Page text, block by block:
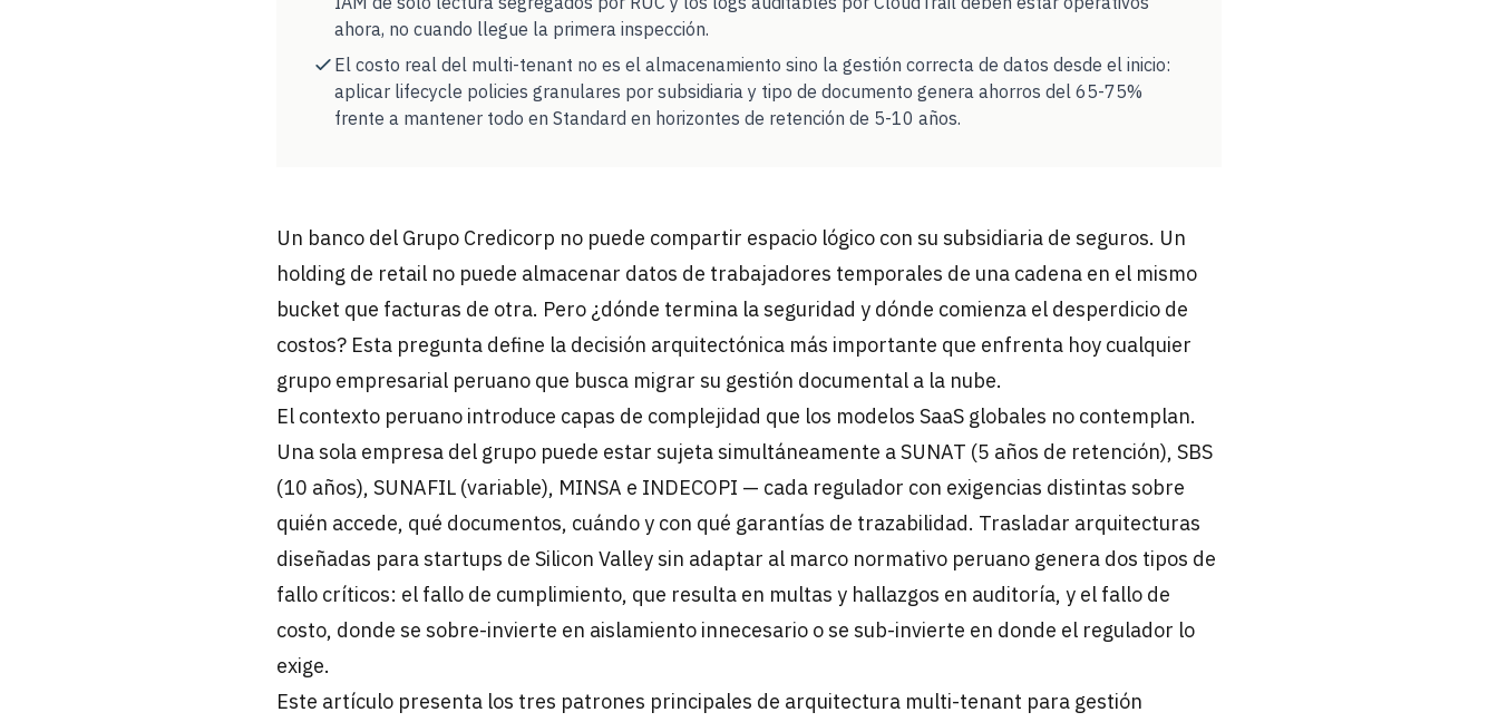
ahora, no cuando llegue la primera inspección.
El costo real del multi-tenant no es el almacenamiento sino la gestión correcta de datos desde el inicio:
aplicar lifecycle policies granulares por subsidiaria y tipo de documento genera ahorros del 65-75%
frente a mantener todo en Standard en horizontes de retención de 5-10 años.
Un banco del Grupo Credicorp no puede compartir espacio lógico con su subsidiaria de seguros. Un
holding de retail no puede almacenar datos de trabajadores temporales de una cadena en el mismo
bucket que facturas de otra. Pero ¿dónde termina la seguridad y dónde comienza el desperdicio de
costos? Esta pregunta define la decisión arquitectónica más importante que enfrenta hoy cualquier
grupo empresarial peruano que busca migrar su gestión documental a la nube.
El contexto peruano introduce capas de complejidad que los modelos SaaS globales no contemplan.
Una sola empresa del grupo puede estar sujeta simultáneamente a SUNAT (5 años de retención), SBS
(10 años), SUNAFIL (variable), MINSA e INDECOPI — cada regulador con exigencias distintas sobre
quién accede, qué documentos, cuándo y con qué garantías de trazabilidad. Trasladar arquitecturas
diseñadas para startups de Silicon Valley sin adaptar al marco normativo peruano genera dos tipos de
fallo críticos: el fallo de cumplimiento, que resulta en multas y hallazgos en auditoría, y el fallo de
costo, donde se sobre-invierte en aislamiento innecesario o se sub-invierte en donde el regulador lo
exige.
Este artículo presenta los tres patrones principales de arquitectura multi-tenant para gestión